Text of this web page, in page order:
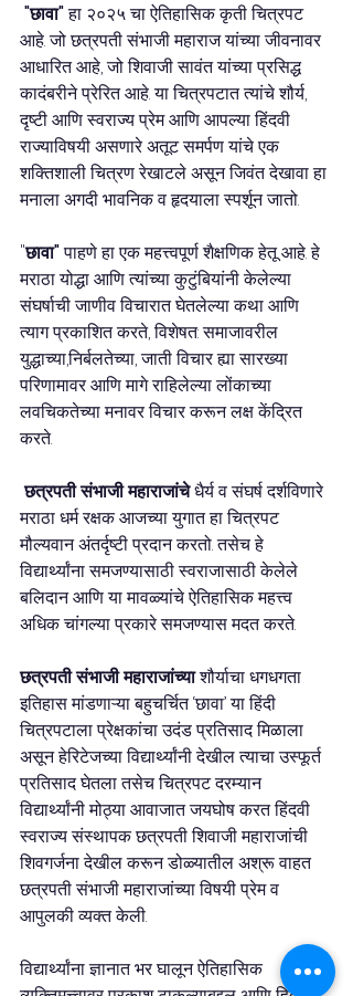
"छावा" हा २०२५ चा ऐतिहासिक कृती चित्रपट
आहे. जो छत्रपती संभाजी महाराज यांच्या जीवनावर
आधारित आहे, जो शिवाजी सावंत यांच्या प्रसिद्ध
कादंबरीने प्रेरित आहे. या चित्रपटात त्यांचे शौर्य,
दृष्टी आणि स्वराज्य प्रेम आणि आपल्या हिंदवी
राज्याविषयी असणारे अतूट समर्पण यांचे एक
शक्तिशाली चित्रण रेखाटले असून जिवंत देखावा हा
मनाला अगदी भावनिक व हृदयाला स्पर्शून जातो.
"छावा" पाहणे हा एक महत्त्वपूर्ण शैक्षणिक हेतू आहे. हे
मराठा योद्धा आणि त्यांच्या कुटुंबियांनी केलेल्या
संघर्षाची जाणीव विचारात घेतलेल्या कथा आणि
त्याग प्रकाशित करते, विशेषत: समाजावरील
युद्धाच्या,निर्बलतेच्या, जाती विचार ह्या सारख्या
परिणामावर आणि मागे राहिलेल्या लोंकाच्या
लवचिकतेच्या मनावर विचार करून लक्ष केंद्रित
करते.
छत्रपती संभाजी महाराजांचे धैर्य व संघर्ष दर्शविणारे
मराठा धर्म रक्षक आजच्या युगात हा चित्रपट
मौल्यवान अंतर्दृष्टी प्रदान करतो. तसेच हे
विद्यार्थ्यांना समजण्यासाठी स्वराजासाठी केलेले
बलिदान आणि या मावळ्यांचे ऐतिहासिक महत्त्व
अधिक चांगल्या प्रकारे समजण्यास मदत करते.
छत्रपती संभाजी महाराजांच्या शौर्याचा धगधगता
इतिहास मांडणाऱ्या बहुचर्चित ‘छावा’ या हिंदी
चित्रपटाला प्रेक्षकांचा उदंड प्रतिसाद मिळाला
असून हेरिटेजच्या विद्यार्थ्यांनी देखील त्याचा उस्फूर्त
प्रतिसाद घेतला तसेच चित्रपट दरम्यान
विद्यार्थ्यांनी मोठ्या आवाजात जयघोष करत हिंदवी
स्वराज्य संस्थापक छत्रपती शिवाजी महाराजांची
शिवगर्जना देखील करून डोळ्यातील अश्रू वाहत
छत्रपती संभाजी महाराजांच्या विषयी प्रेम व
आपुलकी व्यक्त केली.
विद्यार्थ्यांना ज्ञानात भर घालून ऐतिहासिक